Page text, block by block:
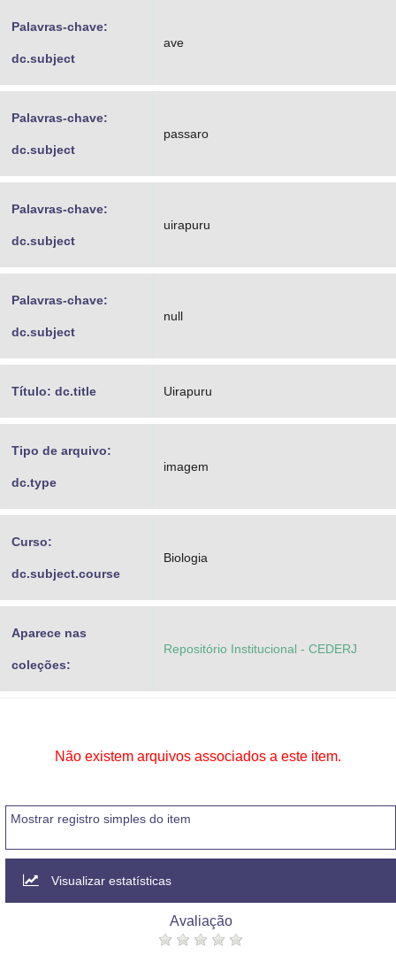
Palavras-chave:
dc.subject
ave
Palavras-chave:
dc.subject
passaro
Palavras-chave:
dc.subject
uirapuru
Palavras-chave:
dc.subject
null
Título: dc.title Uirapuru
Tipo de arquivo:
dc.type
imagem
Curso:
dc.subject.course
Biologia
Aparece nas
coleções:
Repositório Institucional - CEDERJ
Não existem arquivos associados a este item.
Mostrar registro simples do item
Visualizar estatísticas
Avaliação